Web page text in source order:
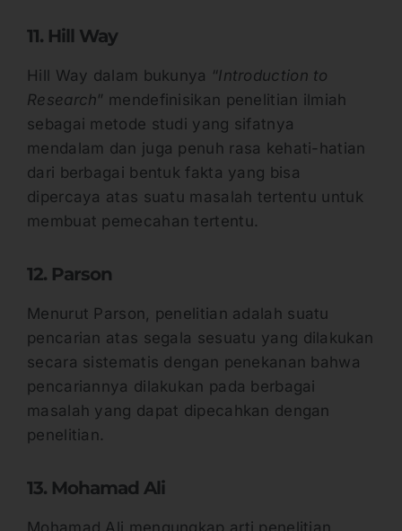
11. Hill Way
Hill Way dalam bukunya “Introduction to
Research” mendefinisikan penelitian ilmiah
sebagai metode studi yang sifatnya
mendalam dan juga penuh rasa kehati-hatian
dari berbagai bentuk fakta yang bisa
dipercaya atas suatu masalah tertentu untuk
membuat pemecahan tertentu.
12. Parson
Menurut Parson, penelitian adalah suatu
pencarian atas segala sesuatu yang dilakukan
secara sistematis dengan penekanan bahwa
pencariannya dilakukan pada berbagai
masalah yang dapat dipecahkan dengan
penelitian.
13. Mohamad Ali
Mohamad Ali mengungkap arti penelitian